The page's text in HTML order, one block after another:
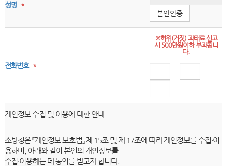
성명 *
본인인증
전화번호 *
※허위(거짓) 과태료 신고
시 500만원이하 부과됩니
다.
- -
개인정보 수집 및 이용에 대한 안내
소방청은 『개인정보 보호법』 제 15조 및 제 17조에 따라 개인정보를 수집·이
용하며, 아래와 같이 본인의 개인정보를
수집·이용하는 데 동의를 받고자 합니다.